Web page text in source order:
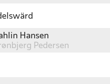
Hansen
Pedersen